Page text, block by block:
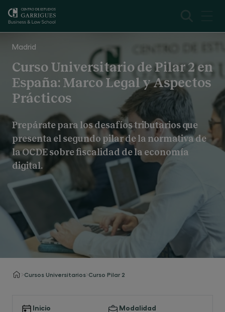
Madrid
Curso Universitario de Pilar 2 en
España: Marco Legal y Aspectos
Prácticos
Prepárate para los desafíos tributarios que
presenta el segundo pilar de la normativa de
la OCDE sobre fiscalidad de la economía
digital.
Presentación
Cursos Universitarios Curso Pilar 2
Inicio Modalidad